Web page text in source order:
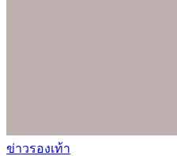
ข่าวรองเท้า